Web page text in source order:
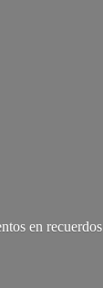
en recuerdos